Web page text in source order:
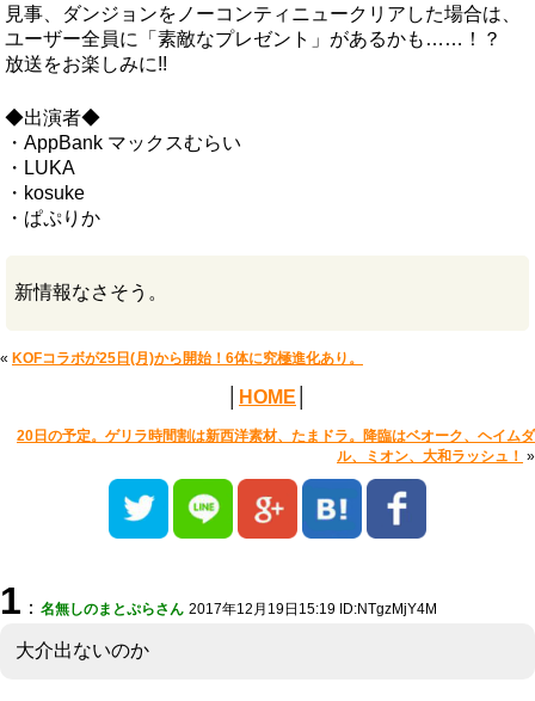
見事、ダンジョンをノーコンティニュークリアした場合は、
ユーザー全員に「素敵なプレゼント」があるかも……！？
放送をお楽しみに!!
◆出演者◆
・AppBank マックスむらい
・LUKA
・kosuke
・ぱぷりか
新情報なさそう。
« KOFコラボが25日(月)から開始！6体に究極進化あり。
HOME
20日の予定。ゲリラ時間割は新西洋素材、たまドラ。降臨はベオーク、ヘイムダ
ル、ミオン、大和ラッシュ！ »
1 ： 名無しのまとぷらさん 2017年12月19日15:19 ID:NTgzMjY4M
大介出ないのか